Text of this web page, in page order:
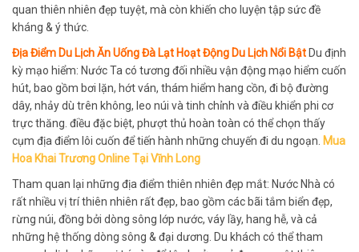
quan thiên nhiên đẹp tuyệt, mà còn khiến cho luyện tập sức đề
kháng & ý thức.
Địa Điểm Du Lịch Ăn Uống Đà Lạt Hoạt Động Du Lịch Nổi Bật Du định
kỳ mạo hiểm: Nước Ta có tương đối nhiều vận động mạo hiểm cuốn
hút, bao gồm bơi lặn, hớt ván, thám hiểm hang cồn, đi bộ đường
dây, nhảy dù trên không, leo núi và tinh chỉnh và điều khiển phi cơ
trực thăng. điều đặc biệt, phượt thủ hoàn toàn có thể chọn thấy
cụm địa điểm lôi cuốn để tiến hành những chuyến đi du ngoạn. Mua
Hoa Khai Trương Online Tại Vĩnh Long
Tham quan lại những địa điểm thiên nhiên đẹp mắt: Nước Nhà có
rất nhiều vị trí thiên nhiên rất đẹp, bao gồm các bãi tắm biển đẹp,
rừng núi, đồng bởi dòng sông lớp nước, váy lầy, hang hễ, và cả
những hệ thống dòng sông & đại dương. Du khách có thể tham